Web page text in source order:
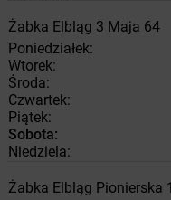
Żabka Elbląg 3 Maja 64
Poniedziałek:
Wtorek:
Środa:
Czwartek:
Piątek:
Sobota:
Niedziela:
Żabka Elbląg Pionierska